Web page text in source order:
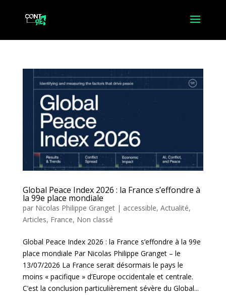
Global Peace Index 2026 : la France s’effondre à
la 99e place mondiale
par Nicolas Philippe Granget| accessible, Actualité,
Articles, France, Non classé
Global Peace Index 2026 : la France s’effondre à la 99e
place mondiale Par Nicolas Philippe Granget – le
13/07/2026 La France serait désormais le pays le
moins « pacifique » d’Europe occidentale et centrale.
C’est la conclusion particulièrement sévère du Global...